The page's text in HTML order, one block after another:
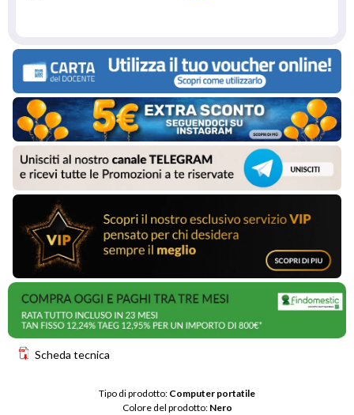
Scheda tecnica
Tipo di prodotto: Computer portatile
Colore del prodotto: Nero